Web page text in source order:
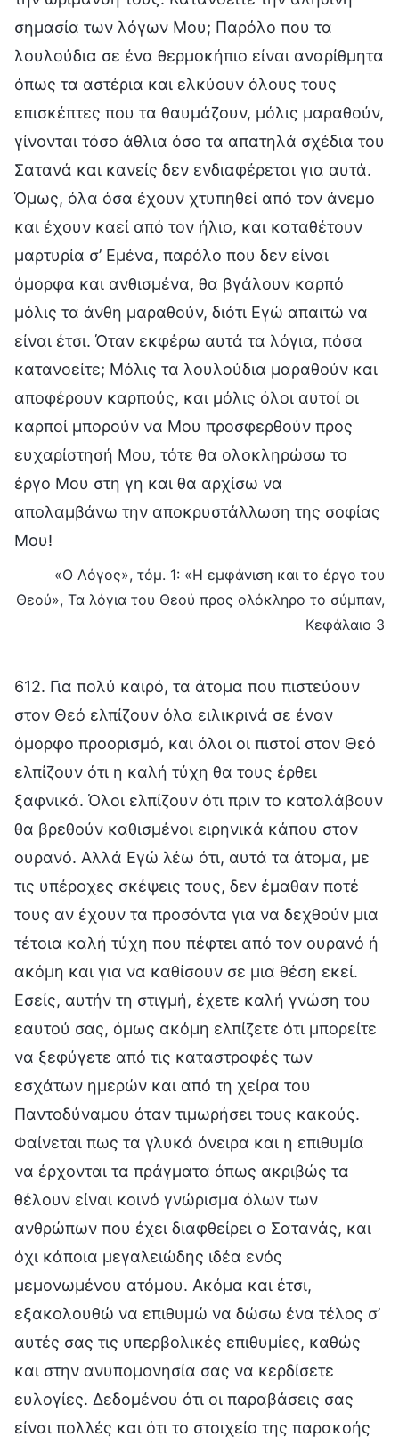
σημασία των λόγων Μου; Παρόλο που τα
λουλούδια σε ένα θερμοκήπιο είναι αναρίθμητα
όπως τα αστέρια και ελκύουν όλους τους
επισκέπτες που τα θαυμάζουν, μόλις μαραθούν,
γίνονται τόσο άθλια όσο τα απατηλά σχέδια του
Σατανά και κανείς δεν ενδιαφέρεται για αυτά.
Όμως, όλα όσα έχουν χτυπηθεί από τον άνεμο
και έχουν καεί από τον ήλιο, και καταθέτουν
μαρτυρία σ’ Εμένα, παρόλο που δεν είναι
όμορφα και ανθισμένα, θα βγάλουν καρπό
μόλις τα άνθη μαραθούν, διότι Εγώ απαιτώ να
είναι έτσι. Όταν εκφέρω αυτά τα λόγια, πόσα
κατανοείτε; Μόλις τα λουλούδια μαραθούν και
αποφέρουν καρπούς, και μόλις όλοι αυτοί οι
καρποί μπορούν να Μου προσφερθούν προς
ευχαρίστησή Μου, τότε θα ολοκληρώσω το
έργο Μου στη γη και θα αρχίσω να
απολαμβάνω την αποκρυστάλλωση της σοφίας
Μου!
«Ο Λόγος», τόμ. 1: «Η εμφάνιση και το έργο του
Θεού», Τα λόγια του Θεού προς ολόκληρο το σύμπαν,
Κεφάλαιο 3
612. Για πολύ καιρό, τα άτομα που πιστεύουν
στον Θεό ελπίζουν όλα ειλικρινά σε έναν
όμορφο προορισμό, και όλοι οι πιστοί στον Θεό
ελπίζουν ότι η καλή τύχη θα τους έρθει
ξαφνικά. Όλοι ελπίζουν ότι πριν το καταλάβουν
θα βρεθούν καθισμένοι ειρηνικά κάπου στον
ουρανό. Αλλά Εγώ λέω ότι, αυτά τα άτομα, με
τις υπέροχες σκέψεις τους, δεν έμαθαν ποτέ
τους αν έχουν τα προσόντα για να δεχθούν μια
τέτοια καλή τύχη που πέφτει από τον ουρανό ή
ακόμη και για να καθίσουν σε μια θέση εκεί.
Εσείς, αυτήν τη στιγμή, έχετε καλή γνώση του
εαυτού σας, όμως ακόμη ελπίζετε ότι μπορείτε
να ξεφύγετε από τις καταστροφές των
εσχάτων ημερών και από τη χείρα του
Παντοδύναμου όταν τιμωρήσει τους κακούς.
Φαίνεται πως τα γλυκά όνειρα και η επιθυμία
να έρχονται τα πράγματα όπως ακριβώς τα
θέλουν είναι κοινό γνώρισμα όλων των
ανθρώπων που έχει διαφθείρει ο Σατανάς, και
όχι κάποια μεγαλειώδης ιδέα ενός
μεμονωμένου ατόμου. Ακόμα και έτσι,
εξακολουθώ να επιθυμώ να δώσω ένα τέλος σ’
αυτές σας τις υπερβολικές επιθυμίες, καθώς
και στην ανυπομονησία σας να κερδίσετε
ευλογίες. Δεδομένου ότι οι παραβάσεις σας
είναι πολλές και ότι το στοιχείο της παρακοής